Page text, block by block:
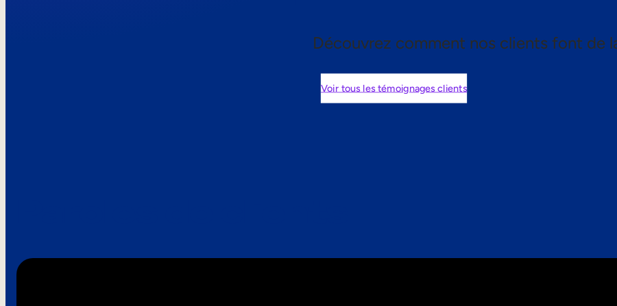
Découvrez comment nos clients font de
Voir tous les témoignages clients